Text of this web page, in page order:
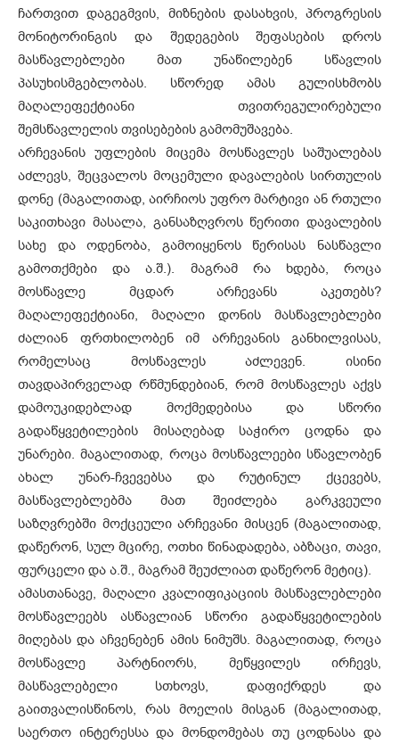
ჩართვით დაგეგმვის, მიზნების დასახვის, პროგრესის
მონიტორინგის და შედეგების შეფასების დროს
მასწავლებლები მათ უნაწილებენ სწავლის
პასუხისმგებლობას. სწორედ ამას გულისხმობს
მაღალეფექტიანი თვითრეგულირებული
შემსწავლელის თვისებების გამომუშავება.
არჩევანის უფლების მიცემა მოსწავლეს საშუალებას
აძლევს, შეცვალოს მოცემული დავალების სირთულის
დონე (მაგალითად, აირჩიოს უფრო მარტივი ან რთული
საკითხავი მასალა, განსაზღვროს წერითი დავალების
სახე და ოდენობა, გამოიყენოს წერისას ნასწავლი
გამოთქმები და ა.შ.). მაგრამ რა ხდება, როცა
მოსწავლე მცდარ არჩევანს აკეთებს?
მაღალეფექტიანი, მაღალი დონის მასწავლებლები
ძალიან ფრთხილობენ იმ არჩევანის განხილვისას,
რომელსაც მოსწავლეს აძლევენ. ისინი
თავდაპირველად რწმუნდებიან, რომ მოსწავლეს აქვს
დამოუკიდებლად მოქმედებისა და სწორი
გადაწყვეტილების მისაღებად საჭირო ცოდნა და
უნარები. მაგალითად, როცა მოსწავლეები სწავლობენ
ახალ უნარ-ჩვევებსა და რუტინულ ქცევებს,
მასწავლებლებმა მათ შეიძლება გარკვეული
საზღვრებში მოქცეული არჩევანი მისცენ (მაგალითად,
დაწერონ, სულ მცირე, ოთხი წინადადება, აბზაცი, თავი,
ფურცელი და ა.შ., მაგრამ შეუძლიათ დაწერონ მეტიც).
ამასთანავე, მაღალი კვალიფიკაციის მასწავლებლები
მოსწავლეებს ასწავლიან სწორი გადაწყვეტილების
მიღებას და აჩვენებენ ამის ნიმუშს. მაგალითად, როცა
მოსწავლე პარტნიორს, მეწყვილეს ირჩევს,
მასწავლებელი სთხოვს, დაფიქრდეს და
გაითვალისწინოს, რას მოელის მისგან (მაგალითად,
საერთო ინტერესსა და მონდომებას თუ ცოდნასა და